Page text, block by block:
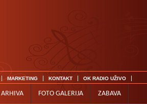
MARKETING KONTAKT OK RADIO UŽIVO
FOTO GALERIJA ZABAVA